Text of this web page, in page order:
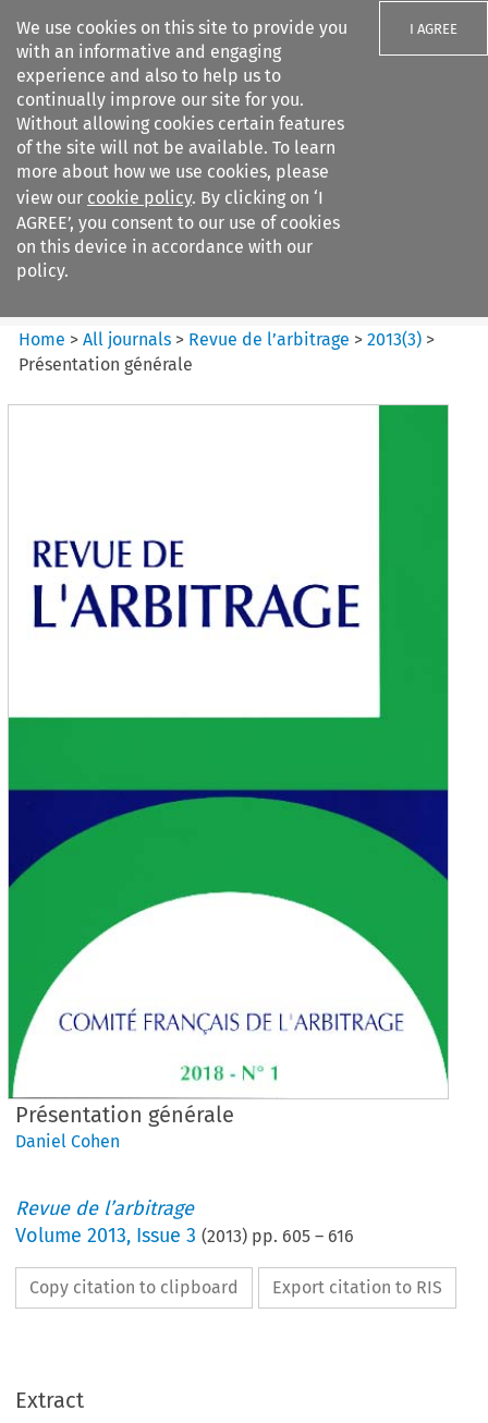
We use cookies on this site to provide you
with an informative and engaging
experience and also to help us to
continually improve our site for you.
Without allowing cookies certain features
of the site will not be available. To learn
more about how we use cookies, please
view our cookie policy. By clicking on ‘I
AGREE’, you consent to our use of cookies
on this device in accordance with our
policy.
I AGREE
Search filters
Revue de
l%E2%80%99arbitrage
Home >All journals > Revue de l’arbitrage >2013(3) >
Présentation générale
Présentation générale
Daniel Cohen
Revue de l’arbitrage
Volume2013, Issue 3 (2013) pp. 605 – 616
Copy citation to clipboard Export citation to RIS
Extract